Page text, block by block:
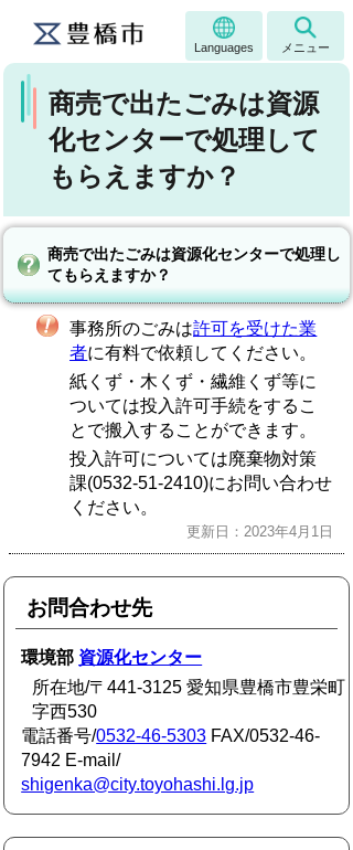
Languages メニュー
商売で出たごみは資源
化センターで処理して
もらえますか？
商売で出たごみは資源化センターで処理し
てもらえますか？
事務所のごみは許可を受けた業
者に有料で依頼してください。
紙くず・木くず・繊維くず等に
ついては投入許可手続をするこ
とで搬入することができます。
投入許可については廃棄物対策
課(0532-51-2410)にお問い合わせ
ください。
更新日：2023年4月1日
お問合わせ先
環境部 資源化センター
所在地/〒441-3125 愛知県豊橋市豊栄町
字西530
電話番号/0532-46-5303 FAX/0532-46-
7942 E-mail/
shigenka@city.toyohashi.lg.jp